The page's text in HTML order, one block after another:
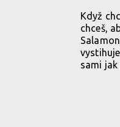
Když
chceš,
sami